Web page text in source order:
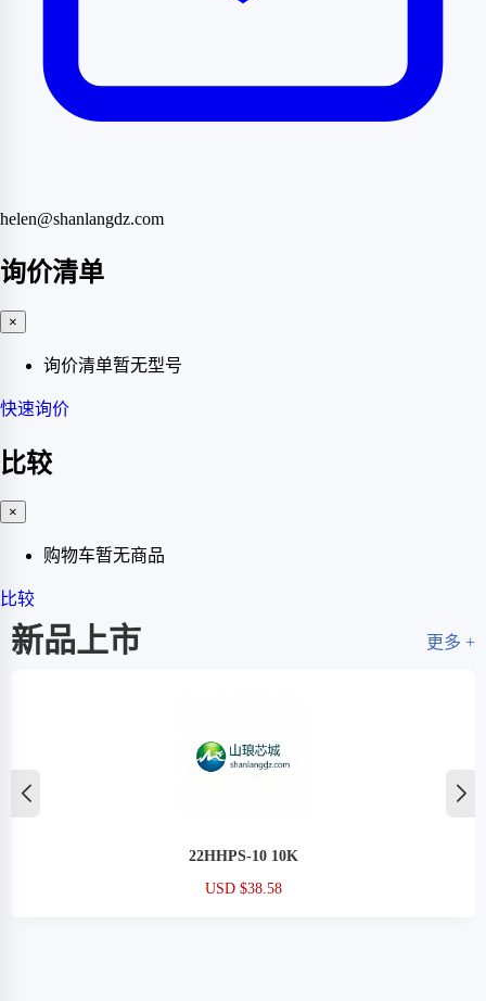
helen@shanlangdz.com
询价清单
×
询价清单暂无型号
快速询价
比较
×
购物车暂无商品
比较
新品上市 更多 +
22HHPS-10 10K
USD $38.58